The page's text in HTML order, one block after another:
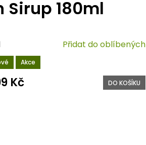
180ml
Akce
Přidat do oblíbených
Kč DO KOŠÍKU